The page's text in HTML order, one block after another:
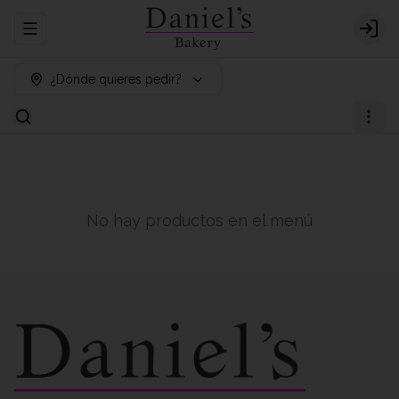
Abrir menu de navegación
¿Dónde quieres pedir?
No hay productos en el menú